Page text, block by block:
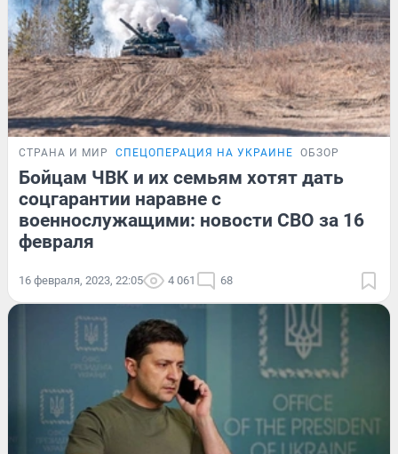
СТРАНА И МИР СПЕЦОПЕРАЦИЯ НА УКРАИНЕ ОБЗОР
Бойцам ЧВК и их семьям хотят дать
соцгарантии наравне с
военнослужащими: новости СВО за 16
февраля
16 февраля, 2023, 22:05 4 061 68